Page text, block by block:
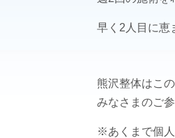
早く2人目に恵
熊沢整体はこ
みなさまのご
※あくまで個